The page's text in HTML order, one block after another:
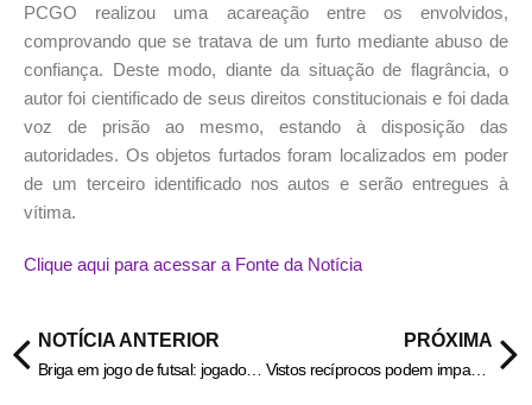
PCGO realizou uma acareação entre os envolvidos,
comprovando que se tratava de um furto mediante abuso de
confiança. Deste modo, diante da situação de flagrância, o
autor foi cientificado de seus direitos constitucionais e foi dada
voz de prisão ao mesmo, estando à disposição das
autoridades. Os objetos furtados foram localizados em poder
de um terceiro identificado nos autos e serão entregues à
vítima.
Clique aqui para acessar a Fonte da Notícia
NOTÍCIA ANTERIOR
Briga em jogo de futsal: jogador acusa árbitro de tentar golpe de canivete
PRÓXIMA
Vistos recíprocos podem impactar turismo no Brasil, avalia líder da Abrasel